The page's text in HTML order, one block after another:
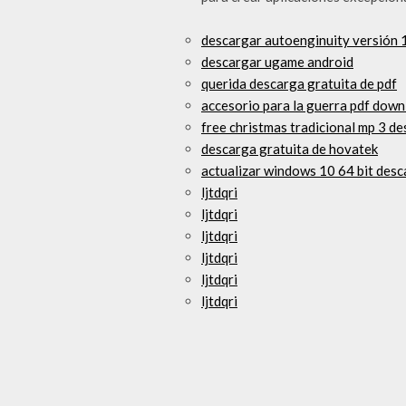
descargar autoenginuity versión
descargar ugame android
querida descarga gratuita de pdf
accesorio para la guerra pdf
free christmas tradicional mp 3
descarga gratuita de hovatek
actualizar windows 10 64 bit
ljtdqri
ljtdqri
ljtdqri
ljtdqri
ljtdqri
ljtdqri